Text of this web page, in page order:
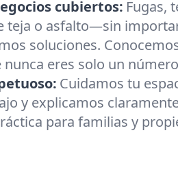
cubiertos: Fugas,
teja o asfalto—sin
soluciones.
nunca eres solo un
Cuidamos tu
y explicamos
para familias y